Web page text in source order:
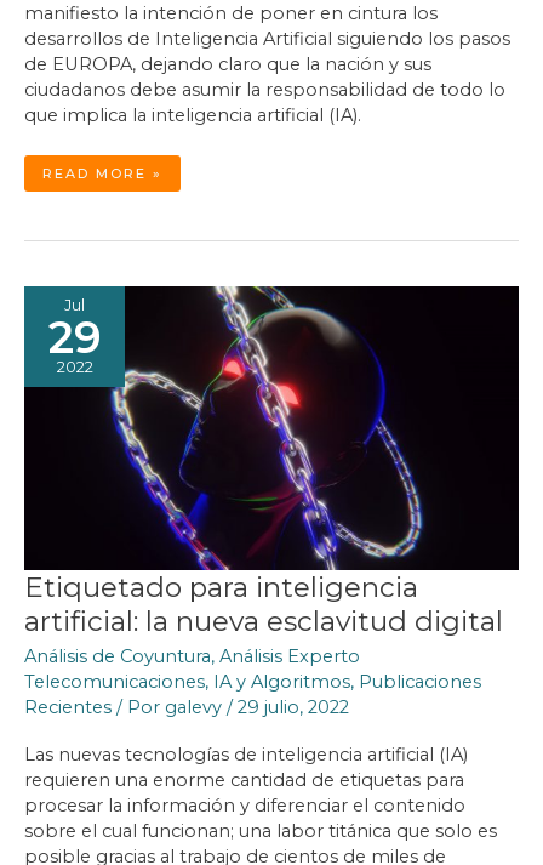
manifiesto la intención de poner en cintura los
desarrollos de Inteligencia Artificial siguiendo los pasos
de EUROPA, dejando claro que la nación y sus
ciudadanos debe asumir la responsabilidad de todo lo
que implica la inteligencia artificial (IA).
ESTADOS
UNIDOS
QUIERE
ARTIFICIAL
READ MORE »
Jul
29
2022
Etiquetado para inteligencia
artificial: la nueva esclavitud digital
Análisis de Coyuntura, Análisis Experto
Telecomunicaciones, IA y Algoritmos, Publicaciones
Recientes / Por galevy /29 julio, 2022
Las nuevas tecnologías de inteligencia artificial (IA)
requieren una enorme cantidad de etiquetas para
procesar la información y diferenciar el contenido
sobre el cual funcionan; una labor titánica que solo es
posible gracias al trabajo de cientos de miles de